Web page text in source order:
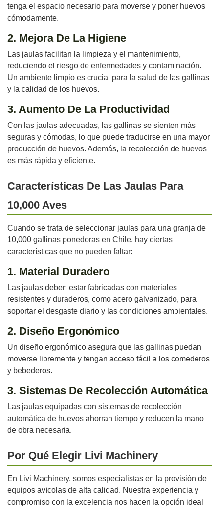
tenga el espacio necesario para moverse y poner huevos
cómodamente.
2. Mejora De La Higiene
Las jaulas facilitan la limpieza y el mantenimiento,
reduciendo el riesgo de enfermedades y contaminación.
Un ambiente limpio es crucial para la salud de las gallinas
y la calidad de los huevos.
3. Aumento De La Productividad
Con las jaulas adecuadas, las gallinas se sienten más
seguras y cómodas, lo que puede traducirse en una mayor
producción de huevos. Además, la recolección de huevos
es más rápida y eficiente.
Características De Las Jaulas Para
10,000 Aves
Cuando se trata de seleccionar jaulas para una granja de
10,000 gallinas ponedoras en Chile, hay ciertas
características que no pueden faltar:
1. Material Duradero
Las jaulas deben estar fabricadas con materiales
resistentes y duraderos, como acero galvanizado, para
soportar el desgaste diario y las condiciones ambientales.
2. Diseño Ergonómico
Un diseño ergonómico asegura que las gallinas puedan
moverse libremente y tengan acceso fácil a los comederos
y bebederos.
3. Sistemas De Recolección Automática
Las jaulas equipadas con sistemas de recolección
automática de huevos ahorran tiempo y reducen la mano
de obra necesaria.
Por Qué Elegir Livi Machinery
En Livi Machinery, somos especialistas en la provisión de
equipos avícolas de alta calidad. Nuestra experiencia y
compromiso con la excelencia nos hacen la opción ideal